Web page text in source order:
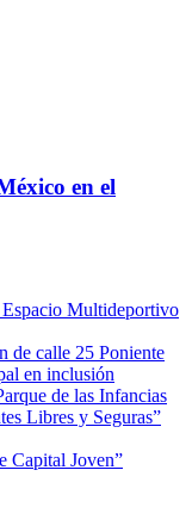
en el
Multideportivo
de calle 25 Poniente
en inclusión
de las Infancias
Libres y Seguras”
Capital Joven”